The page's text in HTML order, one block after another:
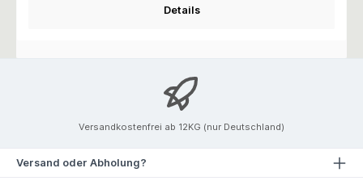
Details
Versandkostenfrei ab 12KG (nur Deutschland)
Versand oder Abholung?